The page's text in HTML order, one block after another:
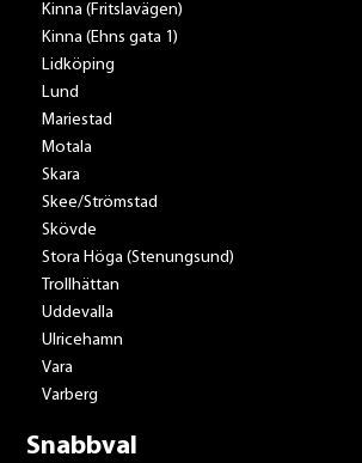
Kinna (Fritslavägen)
Kinna (Ehns gata 1)
Lidköping
Lund
Mariestad
Motala
Skara
Skee/Strömstad
Skövde
Stora Höga (Stenungsund)
Trollhättan
Uddevalla
Ulricehamn
Vara
Varberg
Snabbval